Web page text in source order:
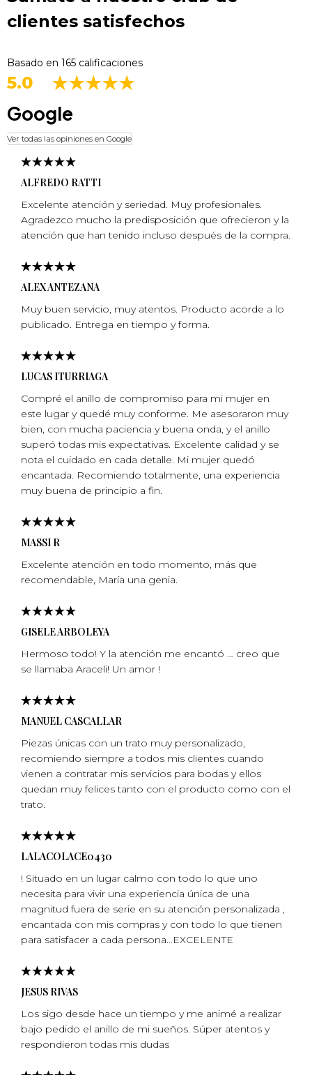
clientes satisfechos
Basado en 165 calificaciones
5.0
Google
Ver todas las opiniones en Google
ALFREDO RATTI
Excelente atención y seriedad. Muy profesionales.
Agradezco mucho la predisposición que ofrecieron y la
atención que han tenido incluso después de la compra.
ALEX ANTEZANA
Muy buen servicio, muy atentos. Producto acorde a lo
publicado. Entrega en tiempo y forma.
LUCAS ITURRIAGA
Compré el anillo de compromiso para mi mujer en
este lugar y quedé muy conforme. Me asesoraron muy
bien, con mucha paciencia y buena onda, y el anillo
superó todas mis expectativas. Excelente calidad y se
nota el cuidado en cada detalle. Mi mujer quedó
encantada. Recomiendo totalmente, una experiencia
muy buena de principio a fin.
MASSI R
Excelente atención en todo momento, más que
recomendable, Marí­a una genia.
GISELE ARBOLEYA
Hermoso todo! Y la atención me encantó … creo que
se llamaba Araceli! Un amor !
MANUEL CASCALLAR
Piezas únicas con un trato muy personalizado,
recomiendo siempre a todos mis clientes cuando
vienen a contratar mis servicios para bodas y ellos
quedan muy felices tanto con el producto como con el
trato.
LALACOLACE0430
! Situado en un lugar calmo con todo lo que uno
necesita para vivir una experiencia única de una
magnitud fuera de serie en su atención personalizada ,
encantada con mis compras y con todo lo que tienen
para satisfacer a cada persona…EXCELENTE
JESUS RIVAS
Los sigo desde hace un tiempo y me animé a realizar
bajo pedido el anillo de mi sueños. Súper atentos y
respondieron todas mis dudas